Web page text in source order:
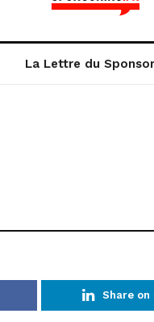
La Lettre du
Share on